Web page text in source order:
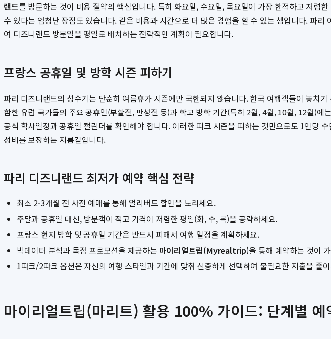
랜드를 방문하는 것이 비용 절약의 핵심입니다. 특히 화요일, 수요일, 목요일이 가장 한적하고 저렴
수 있다는 엄청난 장점도 있습니다. 같은 비용과 시간으로 더 많은 경험을 할 수 있는 셈입니다. 파
여 디즈니랜드 방문일을 평일로 배치하는 전략적인 계획이 필요합니다.
프랑스 공휴일 및 방학 시즌 피하기
파리 디즈니랜드의 성수기는 단순히 여름휴가 시즌에만 국한되지 않습니다. 한국 여행객들이 놓치
함한 유럽 국가들의 주요 공휴일(부활절, 만성절 등)과 학교 방학 기간(특히 2월, 4월, 10월, 12월)
공식 학사일정과 공휴일 캘린더를 확인해야 합니다. 이러한 피크 시즌을 피하는 것만으로도 1인당
성비를 보장하는 지름길입니다.
파리 디즈니랜드 최저가 예약 핵심 전략
최소 2-3개월 전 사전 예매를 통해 얼리버드 할인을 노리세요.
주말과 공휴일 대신, 방문객이 적고 가격이 저렴한 평일(화, 수, 목)을 공략하세요.
프랑스 현지 방학 및 공휴일 기간은 반드시 피해서 여행 일정을 계획하세요.
빅데이터 분석과 독점 프로모션을 제공하는 마이리얼트립(Myrealtrip)을 통해 예약하는 것이
1파크/2파크 옵션은 자신의 여행 스타일과 기간에 맞춰 신중하게 선택하여 불필요한 지출을 줄
마이리얼트립(마리트) 활용 100% 가이드: 단계별 예